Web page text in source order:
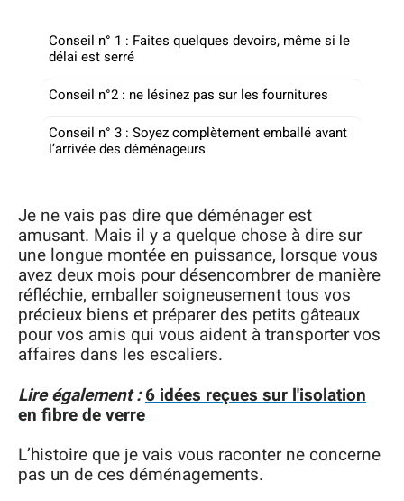
Conseil n° 1 : Faites quelques devoirs, même si le
délai est serré
Conseil n°2 : ne lésinez pas sur les fournitures
Conseil n° 3 : Soyez complètement emballé avant
l’arrivée des déménageurs
Je ne vais pas dire que déménager est
amusant. Mais il y a quelque chose à dire sur
une longue montée en puissance, lorsque vous
avez deux mois pour désencombrer de manière
réfléchie, emballer soigneusement tous vos
précieux biens et préparer des petits gâteaux
pour vos amis qui vous aident à transporter vos
affaires dans les escaliers.
Lire également : 6 idées reçues sur l'isolation
en fibre de verre
L’histoire que je vais vous raconter ne concerne
pas un de ces déménagements.